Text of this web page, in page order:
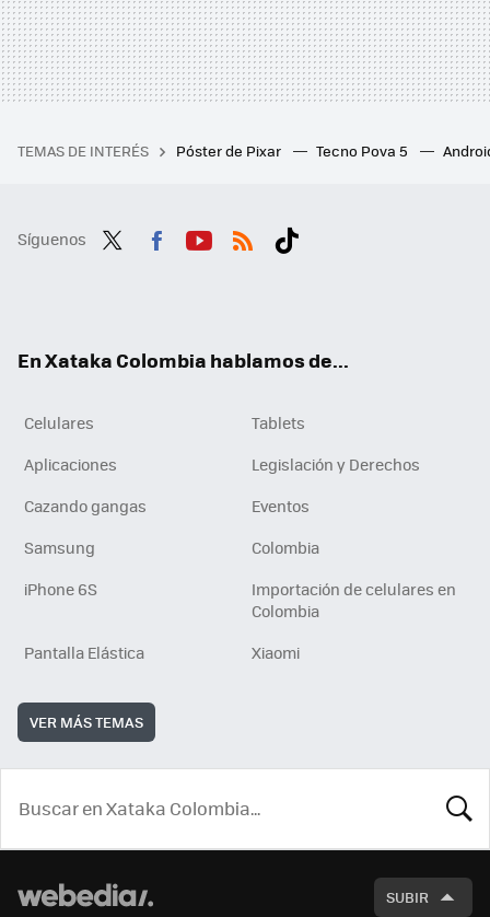
TEMAS DE INTERÉS Póster de Pixar Tecno Pova 5
Síguenos
En Xataka Colombia hablamos de...
Celulares
Tablets
Aplicaciones
Legislación y Derechos
Cazando gangas
Eventos
Samsung
Colombia
iPhone 6S
Importación de celulares en
Colombia
Pantalla Elástica
Xiaomi
VER MÁS TEMAS
SUBIR